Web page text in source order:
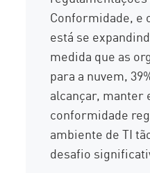
Conformidade, e
está se
medida que as
para a nuvem,
alcançar, manter
conformidade
ambiente de TI
desafio